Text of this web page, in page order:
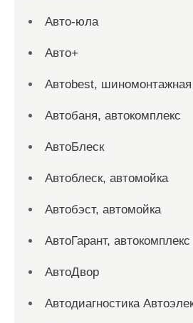
Авто-юла
Авто+
Автоbest, шиномонтажная
Автобаня, автокомплекс
АвтоБлеск
Автоблеск, автомойка
Автобэст, автомойка
АвтоГарант, автокомплекс
АвтоДвор
Автодиагностика